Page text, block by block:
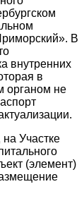
В
внутренних
в
органом не
Участке
(элемент)